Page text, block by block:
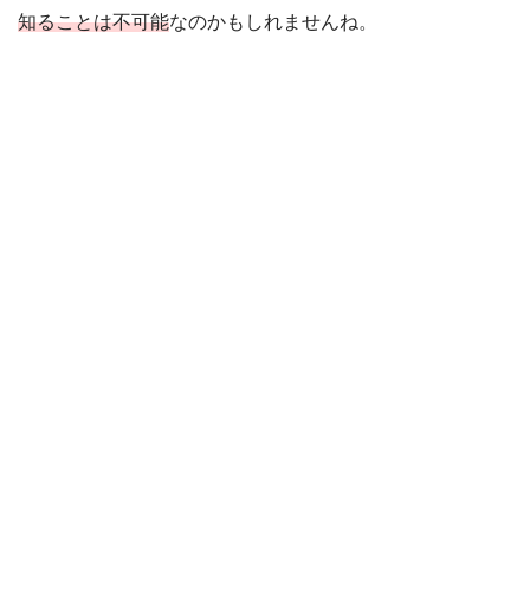
知ることは不可能なのかもしれませんね。